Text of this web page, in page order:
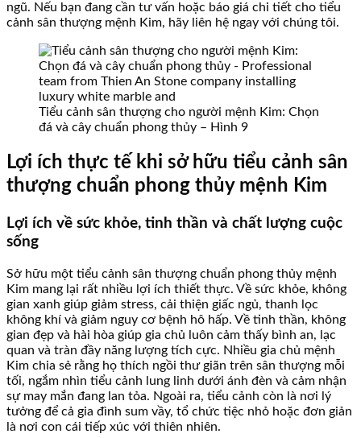
ngũ. Nếu bạn đang cần tư vấn hoặc báo giá chi tiết cho tiểu
cảnh sân thượng mệnh Kim, hãy liên hệ ngay với chúng tôi.
Tiểu cảnh sân thượng cho người mệnh Kim: Chọn
đá và cây chuẩn phong thủy – Hình 9
Lợi ích thực tế khi sở hữu tiểu cảnh sân
thượng chuẩn phong thủy mệnh Kim
Lợi ích về sức khỏe, tinh thần và chất lượng cuộc
sống
Sở hữu một tiểu cảnh sân thượng chuẩn phong thủy mệnh
Kim mang lại rất nhiều lợi ích thiết thực. Về sức khỏe, không
gian xanh giúp giảm stress, cải thiện giấc ngủ, thanh lọc
không khí và giảm nguy cơ bệnh hô hấp. Về tinh thần, không
gian đẹp và hài hòa giúp gia chủ luôn cảm thấy bình an, lạc
quan và tràn đầy năng lượng tích cực. Nhiều gia chủ mệnh
Kim chia sẻ rằng họ thích ngồi thư giãn trên sân thượng mỗi
tối, ngắm nhìn tiểu cảnh lung linh dưới ánh đèn và cảm nhận
sự may mắn đang lan tỏa. Ngoài ra, tiểu cảnh còn là nơi lý
tưởng để cả gia đình sum vầy, tổ chức tiệc nhỏ hoặc đơn giản
là nơi con cái tiếp xúc với thiên nhiên.